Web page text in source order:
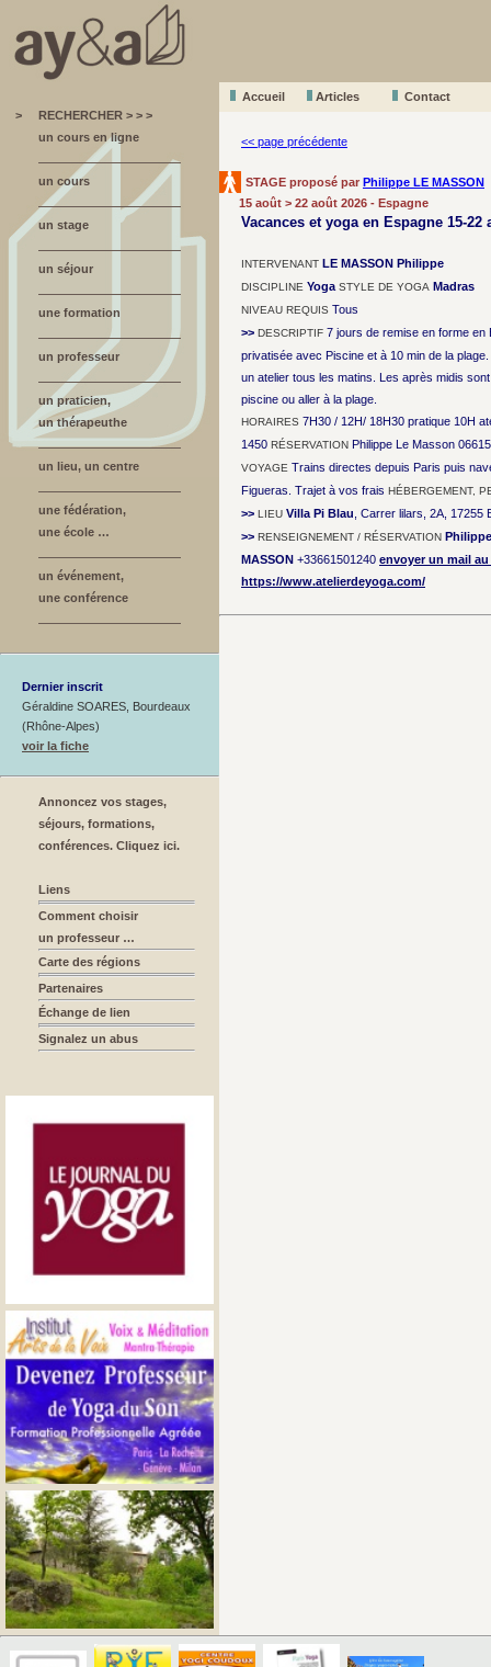
Accueil Articles
Contact
>
RECHERCHER > > >
un cours en ligne
un cours
un stage
un séjour
une formation
un professeur
un praticien,
un thérapeuthe
un lieu, un centre
une fédération,
une école …
un événement,
une conférence
Dernier inscrit
Géraldine SOARES, Bourdeaux
(Rhône-Alpes)
voir la fiche
Annoncez vos stages,
séjours, formations,
conférences. Cliquez ici.
Liens
Comment choisir
un professeur …
Carte des régions
Partenaires
Échange de lien
Signalez un abus
<< page précédente
STAGE proposé par Philippe LE MASSON
15 août > 22 août 2026 - Espagne
Vacances et yoga en Espagne 15-22
INTERVENANT LE MASSON Philippe
DISCIPLINE Yoga STYLE DE YOGA Madras
NIVEAU REQUIS Tous
>> DESCRIPTIF 7 jours de remise en forme en
privatisée avec Piscine et à 10 min de la
un atelier tous les matins. Les après midis
piscine ou aller à la plage.
HORAIRES 7H30 / 12H/ 18H30 pratique 10H
1450 RÉSERVATION Philippe Le Masson
VOYAGE Trains directes depuis Paris puis
Figueras. Trajet à vos frais HÉBERGEMENT,
>> LIEU Villa Pi Blau , Carrer lilars, 2A, 17255
>> RENSEIGNEMENT / RÉSERVATION
MASSON +33661501240 envoyer un mail
https://www.atelierdeyoga.com/